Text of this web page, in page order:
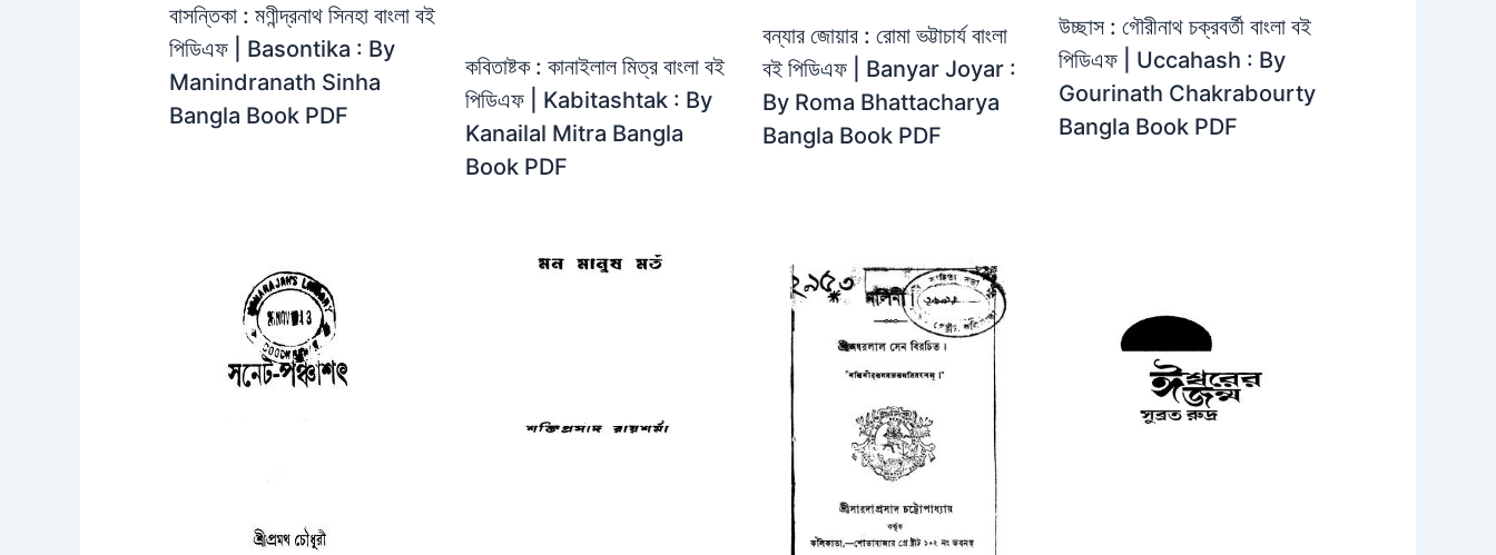
বাসন্তিকা : মণীন্দ্রনাথ সিনহা বাংলা বই
পিডিএফ | Basontika : By
Manindranath Sinha
Bangla Book PDF
কবিতাষ্টক : কানাইলাল মিত্র বাংলা বই
পিডিএফ | Kabitashtak : By
Kanailal Mitra Bangla
Book PDF
বন্যার জোয়ার : রোমা ভট্টাচার্য বাংলা
বই পিডিএফ | Banyar Joyar :
By Roma Bhattacharya
Bangla Book PDF
উচ্ছাস : গৌরীনাথ চক্রবর্তী বাংলা বই
পিডিএফ | Uccahash : By
Gourinath Chakrabourty
Bangla Book PDF